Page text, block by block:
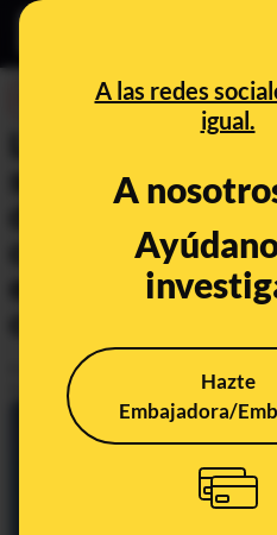
A las redes
igual.
A
Hazte
Embajadora/
La foto
sanitarias
desinformar
coronavirus:
existen, la
como la gripe y
Publicado el
Actualizado el
Mar 4, 2021, 7:55:00 PM